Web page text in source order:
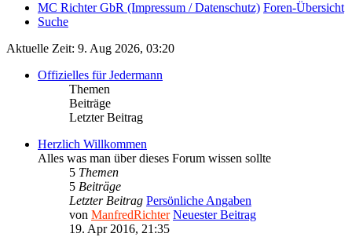
MC Richter GbR (Impressum / Datenschutz) Foren-Übersicht
Suche
Aktuelle Zeit: 9. Aug 2026, 03:20
Offizielles für Jedermann
Themen
Beiträge
Letzter Beitrag
Herzlich Willkommen
Alles was man über dieses Forum wissen sollte
5 Themen
5 Beiträge
Letzter Beitrag Persönliche Angaben
von ManfredRichter Neuester Beitrag
19. Apr 2016, 21:35